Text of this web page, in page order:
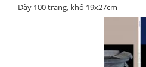
Dày 100 trang, khổ 19x27cm